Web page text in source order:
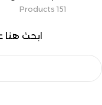
151 Products
ابحث هنا